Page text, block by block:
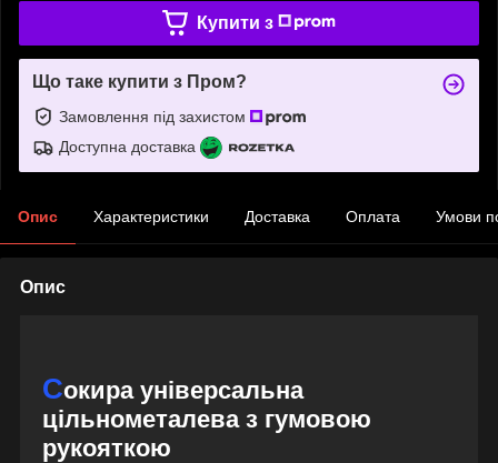
Купити з
Що таке купити з Пром?
Замовлення під захистом
Доступна доставка
Опис Характеристики Доставка Оплата Умови
Опис
Сокира універсальна
цільнометалева з гумовою
рукояткою